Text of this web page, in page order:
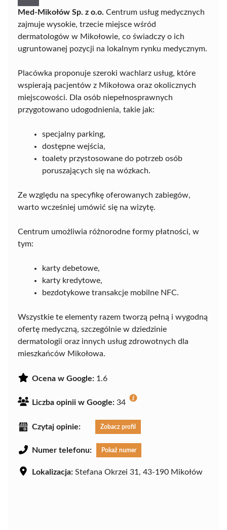
Med-Mikołów Sp. z o.o. Centrum usług medycznych
zajmuje wysokie, trzecie miejsce wśród
dermatologów w Mikołowie, co świadczy o ich
ugruntowanej pozycji na lokalnym rynku medycznym.
Placówka proponuje szeroki wachlarz usług, które
wspierają pacjentów z Mikołowa oraz okolicznych
miejscowości. Dla osób niepełnosprawnych
przygotowano udogodnienia, takie jak:
specjalny parking,
dostępne wejścia,
toalety przystosowane do potrzeb osób
poruszających się na wózkach.
Ze względu na specyfikę oferowanych zabiegów,
warto wcześniej umówić się na wizytę.
Centrum umożliwia różnorodne formy płatności, w
tym:
karty debetowe,
karty kredytowe,
bezdotykowe transakcje mobilne NFC.
Wszystkie te elementy razem tworzą pełną i wygodną
ofertę medyczną, szczególnie w dziedzinie
dermatologii oraz innych usług zdrowotnych dla
mieszkańców Mikołowa.
Ocena w Google: 1.6
Liczba opinii w Google: 34
Czytaj opinie: Zobacz profil
Numer telefonu: Pokaż numer
Lokalizacja: Stefana Okrzei 31, 43-190 Mikołów